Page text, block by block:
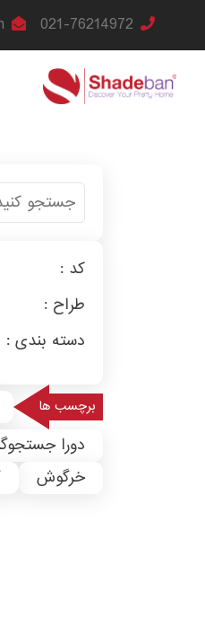
021-76214972
کد :
طراح :
دسته بندی :
برچسب ها
دورا
خرگوش